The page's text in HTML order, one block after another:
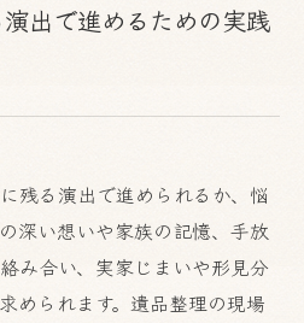
出で進めるための実践
残る演出で進められるか、悩
深い想いや家族の記憶、手放
み合い、実家じまいや形見分
められます。遺品整理の現場